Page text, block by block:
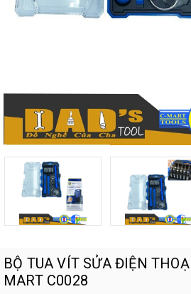
BỘ TUA VÍT SỬA ĐIỆN
MART C0028